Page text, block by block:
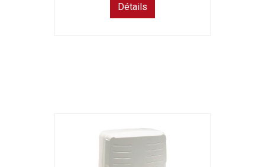
Détails